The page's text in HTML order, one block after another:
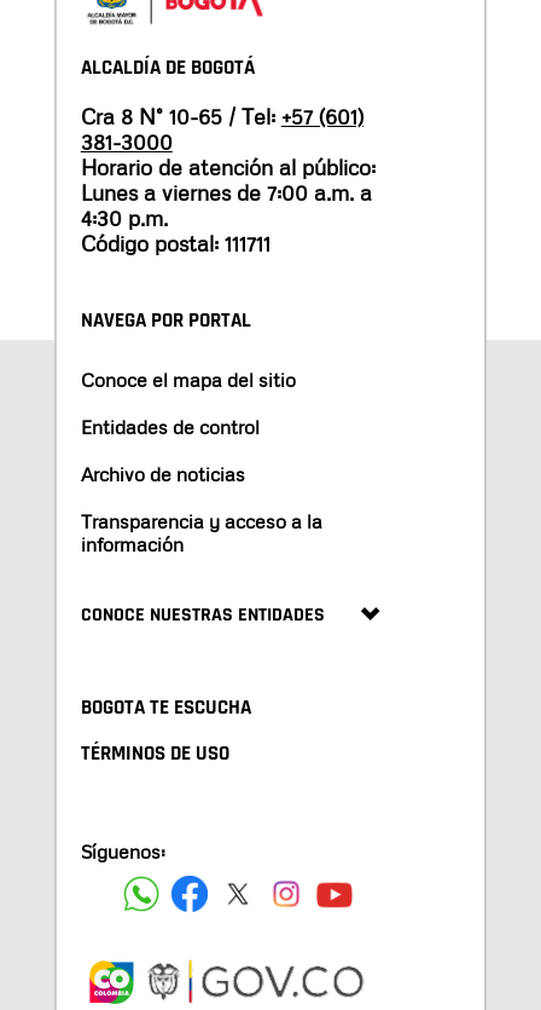
ALCALDÍA DE BOGOTÁ
Cra 8 N° 10-65 / Tel: +57 (601)
381-3000
Horario de atención al público:
Lunes a viernes de 7:00 a.m. a
4:30 p.m.
Código postal: 111711
NAVEGA POR PORTAL
Conoce el mapa del sitio
Entidades de control
Archivo de noticias
Transparencia y acceso a la
información
CONOCE NUESTRAS ENTIDADES
BOGOTA TE ESCUCHA
TÉRMINOS DE USO
Síguenos: